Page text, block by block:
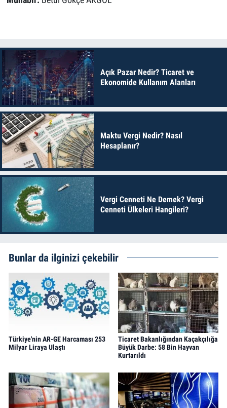
Açık Pazar Nedir? Ticaret ve
Ekonomide Kullanım Alanları
Maktu Vergi Nedir? Nasıl
Hesaplanır?
Vergi Cenneti Ne Demek? Vergi
Cenneti Ülkeleri Hangileri?
Bunlar da ilginizi çekebilir
Türkiye'nin AR-GE Harcaması 253
Milyar Liraya Ulaştı
Ticaret Bakanlığından Kaçakçılığa
Büyük Darbe: 58 Bin Hayvan
Kurtarıldı